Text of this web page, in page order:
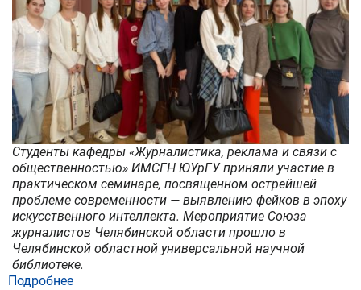
Студенты кафедры «Журналистика, реклама и связи с
общественностью» ИМСГН ЮУрГУ приняли участие в
практическом семинаре, посвященном острейшей
проблеме современности — выявлению фейков в эпоху
искусственного интеллекта. Мероприятие Союза
журналистов Челябинской области прошло в
Челябинской областной универсальной научной
библиотеке.
Подробнее